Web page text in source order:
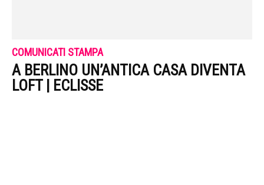
COMUNICATI STAMPA
A BERLINO UN’ANTICA CASA DIVENTA
LOFT | ECLISSE